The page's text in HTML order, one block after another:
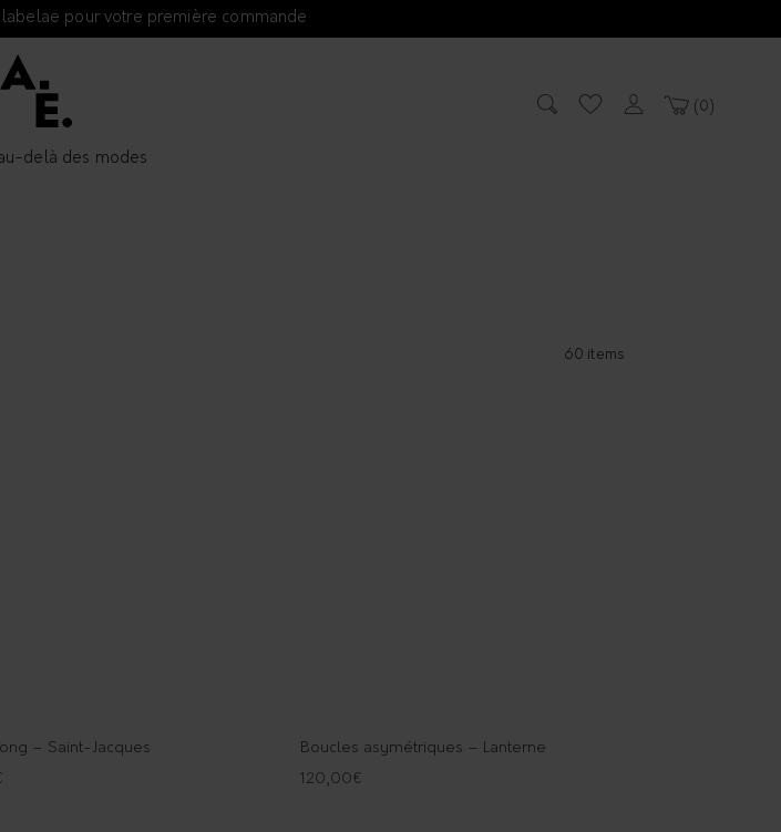
pour votre première commande
delà des modes
0
60 items
– Saint-Jacques
Boucles asymétriques – Lanterne
120,00€